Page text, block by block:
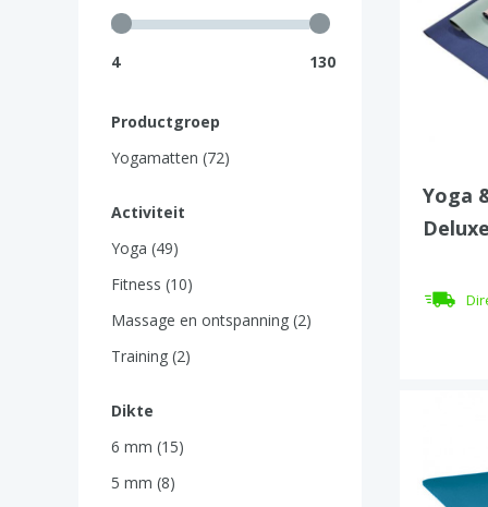
4 130
Productgroep
Yogamatten (72)
Activiteit
Yoga (49)
Fitness (10)
Massage en ontspanning (2)
Training (2)
Dikte
6 mm (15)
5 mm (8)
Yoga